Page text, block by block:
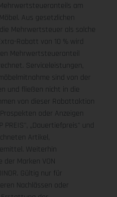
am
Aus gesetzlichen
Mehrwertsteuer als solche
Rabatt von 10 % wird
Mehrwertsteueranteil
Serviceleistungen,
sind von der
und fließen nicht in die
von dieser Rabattaktion
oder Anzeigen
PREIS", „Dauertiefpreis" und
Artikel,
Weiterhin
Marken VON
Gültig nur für
Nachlässen oder